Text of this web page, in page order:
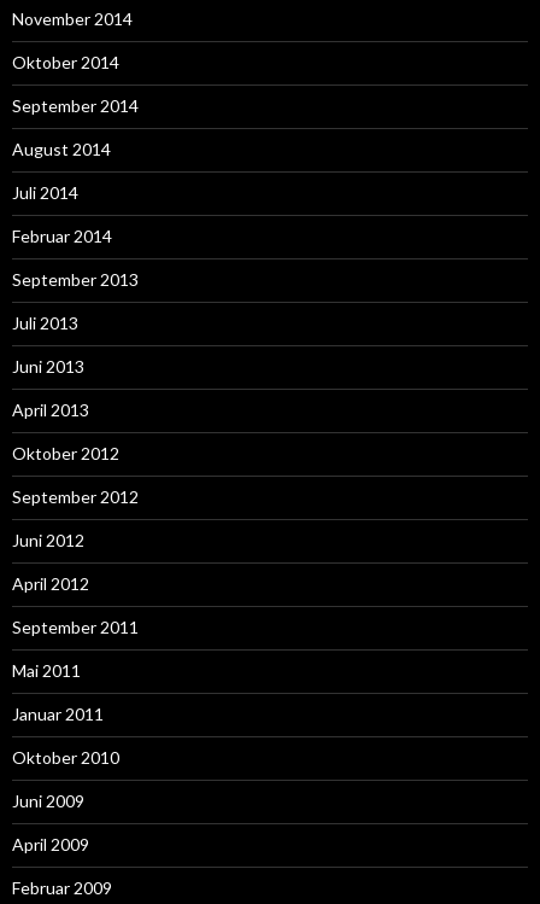
November 2014
Oktober 2014
September 2014
August 2014
Juli 2014
Februar 2014
September 2013
Juli 2013
Juni 2013
April 2013
Oktober 2012
September 2012
Juni 2012
April 2012
September 2011
Mai 2011
Januar 2011
Oktober 2010
Juni 2009
April 2009
Februar 2009